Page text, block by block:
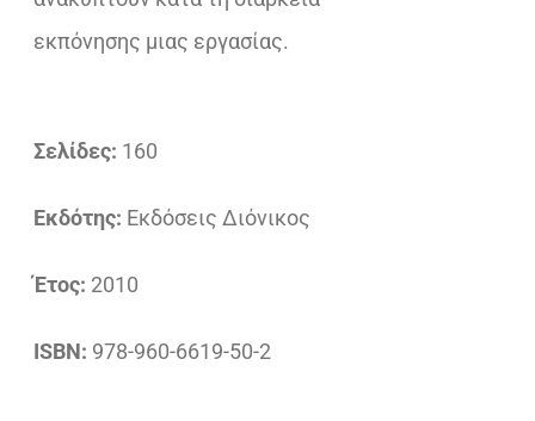
εκπόνησης µιας εργασίας.
Σελίδες: 160
Εκδότης: Εκδόσεις Διόνικος
Έτος: 2010
ISBN: 978-960-6619-50-2